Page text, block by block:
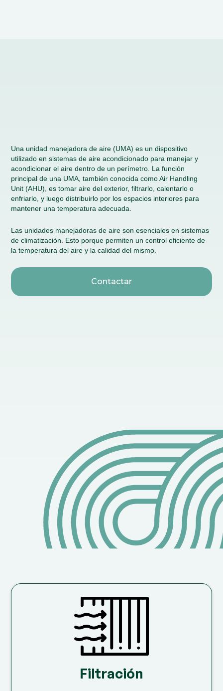
Una unidad manejadora de aire (UMA) es un dispositivo
utilizado en sistemas de aire acondicionado para manejar y
acondicionar el aire dentro de un perímetro. La función
principal de una UMA, también conocida como Air Handling
Unit (AHU), es tomar aire del exterior, filtrarlo, calentarlo o
enfriarlo, y luego distribuirlo por los espacios interiores para
mantener una temperatura adecuada.
Las unidades manejadoras de aire son esenciales en sistemas
de climatización. Esto porque permiten un control eficiente de
la temperatura del aire y la calidad del mismo.
Contactar
Filtración